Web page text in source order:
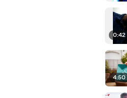
0:42
4:50